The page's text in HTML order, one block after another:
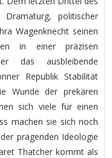
politischer
Wagenknecht seinen
in einer präzisen
das ausbleibende
Republik Stabilität
Wunde der prekären
sich viele für einen
machen sie sich noch
prägenden Ideologie
Thatcher kommt als